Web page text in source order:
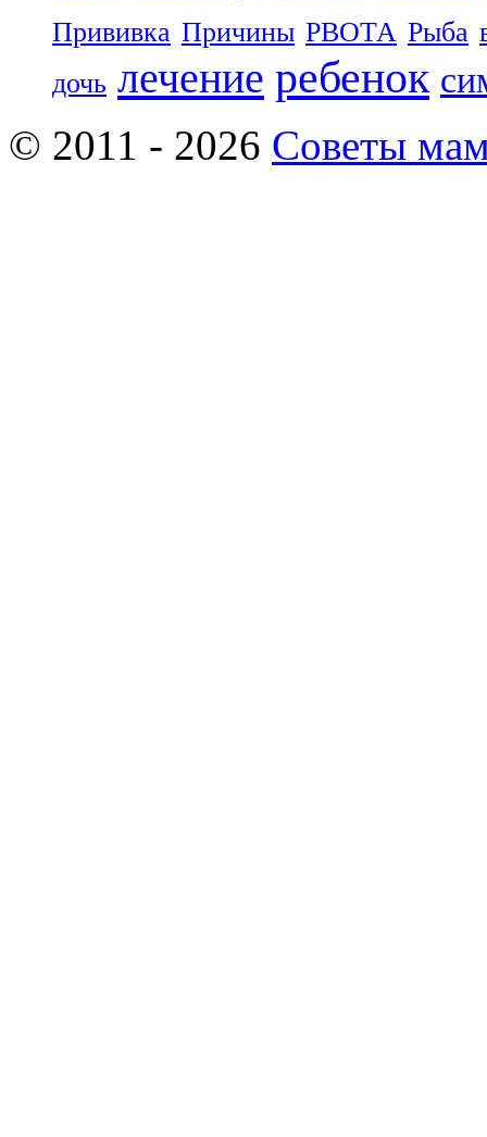
Прививка Причины РВОТА Рыба
дочь лечение ребенок
© 2011 - 2026 Советы